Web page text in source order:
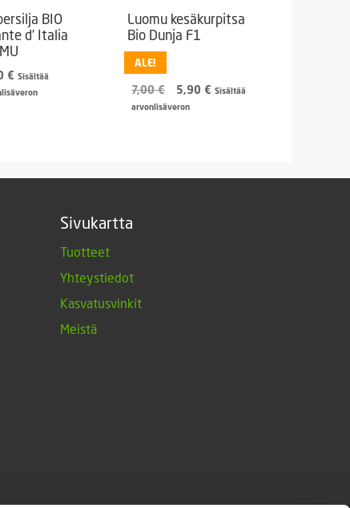
BIO
d’ Italia
€ Sisältää
Luomu kesäkurpitsa
Bio Dunja F1
ALE!
7,00€
Alkuperäinen
hinta
5,90 € Nykyinen
Sisältää
arvonlisäveron
Sivukartta
Tuotteet
Yhteystiedot
Kasvatusvinkit
Meistä